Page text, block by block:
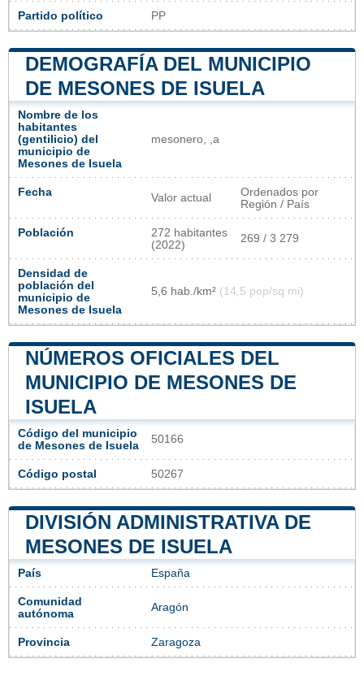
Partido político PP
DEMOGRAFÍA DEL MUNICIPIO
DE MESONES DE ISUELA
Nombre de los
habitantes
(gentilicio) del
municipio de
Mesones de Isuela
mesonero, ,a
Fecha Valor actual
Ordenados por
Región / País
Población
272 habitantes
(2022)
269 / 3 279
Densidad de
población del
municipio de
Mesones de Isuela
5,6 hab./km² (14,5 pop/sq mi)
NÚMEROS OFICIALES DEL
MUNICIPIO DE MESONES DE
ISUELA
Código del municipio
de Mesones de Isuela
50166
Código postal 50267
DIVISIÓN ADMINISTRATIVA DE
MESONES DE ISUELA
País España
Comunidad
autónoma
Aragón
Provincia Zaragoza